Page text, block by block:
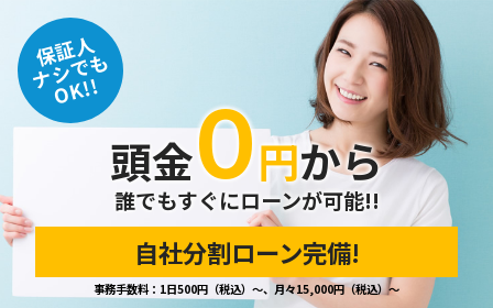
保証人
ナシでも
OK!!
頭金０円から
誰でもすぐにローンが可能!!
自社分割ローン完備!
事務手数料：1日500円（税込）～、月々15,000円（税込）～